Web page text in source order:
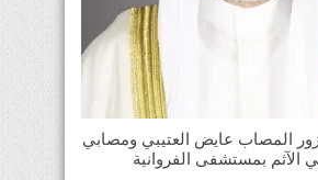
المصاب عايض العتيبي ومصابي
الآثم بمستشفى الفروانية